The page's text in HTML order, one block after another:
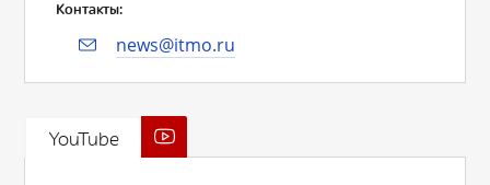
Контакты:
news@itmo.ru
YouTube